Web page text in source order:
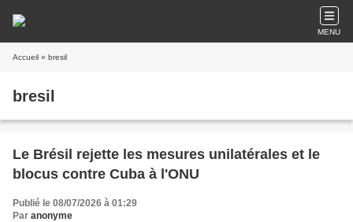
MENU
Accueil » bresil
bresil
Le Brésil rejette les mesures unilatérales et le
blocus contre Cuba à l'ONU
Publié le 08/07/2026 à 01:29
Par anonyme